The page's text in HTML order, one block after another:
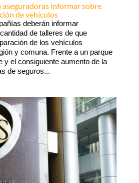
aseguradoras informar sobre
de vehículos
deberán informar
de talleres de que
de los vehículos
y comuna. Frente a un parque
y el consiguiente aumento de la
de seguros...